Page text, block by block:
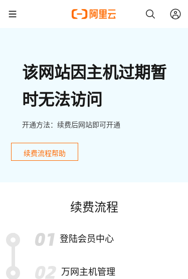
该网站因主机过期暂
时无法访问
开通方法：续费后网站即可开通
续费流程帮助
续费流程
登陆会员中心
万网主机管理